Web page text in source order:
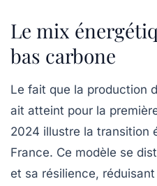
Le mix
bas carbone
Le fait que la production
ait atteint pour la
2024 illustre la transition
France. Ce modèle se
et sa résilience,